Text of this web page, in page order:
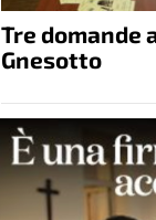
Tre domande
Gnesotto